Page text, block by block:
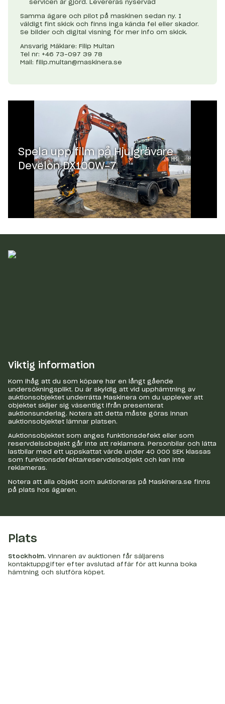
servicen är gjord. Levereras nyservad
Samma ägare och pilot på maskinen sedan ny. I
väldigt fint skick och finns inga kända fel eller skador.
Se bilder och digital visning för mer info om skick.
Ansvarig Mäklare: Filip Multan
Tel nr: +46 73-097 39 78
Mail: filip.multan@maskinera.se
Spela upp film på Hjulgrävare
Develon DX100W-7
Viktig information
Kom ihåg att du som köpare har en långt gående
undersökningsplikt. Du är skyldig att vid upphämtning av
auktionsobjektet underrätta Maskinera om du upplever att
objektet skiljer sig väsentligt ifrån presenterat
auktionsunderlag. Notera att detta måste göras innan
auktionsobjektet lämnar platsen.
Auktionsobjektet som anges funktionsdefekt eller som
reservdelsobejekt går inte att reklamera. Personbilar och lätta
lastbilar med ett uppskattat värde under 40 000 SEK klassas
som funktionsdefekta/reservdelsobjekt och kan inte
reklameras.
Notera att alla objekt som auktioneras på Maskinera.se finns
på plats hos ägaren.
Plats
Stockholm. Vinnaren av auktionen får säljarens
kontaktuppgifter efter avslutad affär för att kunna boka
hämtning och slutföra köpet.